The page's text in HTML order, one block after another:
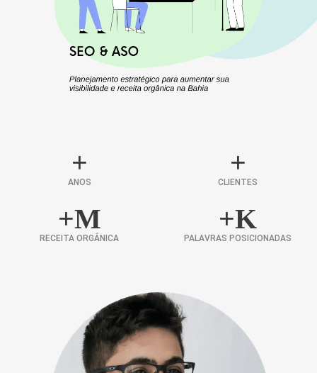
+
ANOS
+
CLIENTES
+M
RECEITA ORGÂNICA
+K
PALAVRAS POSICIONADAS